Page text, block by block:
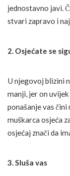
jednostavno javi.
stvari zapravo i
2. Osjećate se
U njegovoj blizini
manji, jer on
ponašanje vas čini
muškarca osjeća
osjećaj znači da
3. Sluša vas